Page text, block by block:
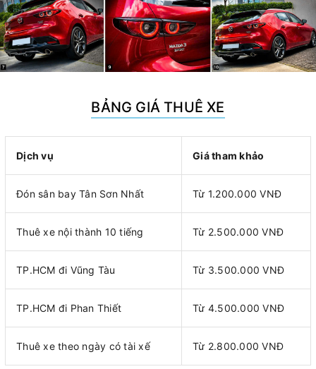
BẢNG GIÁ THUÊ XE
Dịch vụ Giá tham khảo
Đón sân bay Tân Sơn Nhất Từ 1.200.000 VNĐ
Thuê xe nội thành 10 tiếng Từ 2.500.000 VNĐ
TP.HCM đi Vũng Tàu Từ 3.500.000 VNĐ
TP.HCM đi Phan Thiết Từ 4.500.000 VNĐ
Thuê xe theo ngày có tài xế Từ 2.800.000 VNĐ